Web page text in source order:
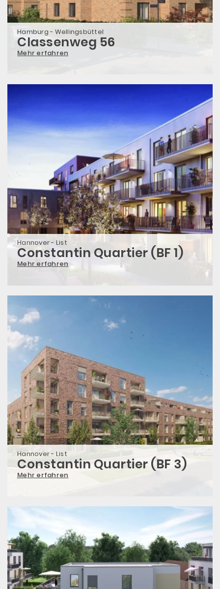
Hamburg - Wellingsbüttel
Classenweg 56
Mehr erfahren
Hannover - List
Constantin Quartier (BF 1)
Mehr erfahren
Hannover - List
Constantin Quartier (BF 3)
Mehr erfahren